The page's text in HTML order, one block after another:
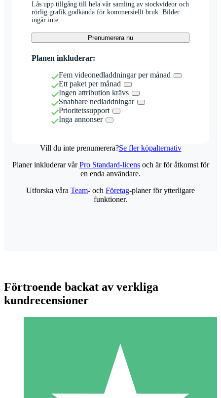
Lås upp tillgång till hela vår samling av stockvideor och
rörlig grafik godkända för kommersiellt bruk. Bilder
ingår inte.
Prenumerera nu
Planen inkluderar:
Fem videonedladdningar per månad
Ett paket per månad
Ingen attribution krävs
Snabbare nedladdningar
Prioritetssupport
Inga annonser
Vill du inte prenumerera?Se fler köpalternativ
Individuella Kreditpaket
Betala per användning med nedladdningskrediter. Inget
Planer inkluderar vårPro Standard-licensoch är för åtkomst för
en enda användare.
Utforska våra Team- och Företag-planer för ytterligare
funktioner.
Förtroende backat av verkliga
kundrecensioner